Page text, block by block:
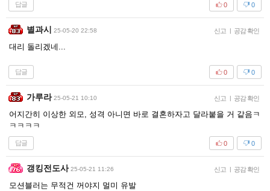
답글 0
0
별과시 25-05-20 22:58 신고 공감 확인
대리 돌리겠네...
답글 0
0
가루라 25-05-21 10:10 신고 공감 확인
어지간히 이상한 외모, 성격 아니면 바로 결혼하자고 달라붙을 거 같음ㅋ
ㅋㅋㅋㅋ
답글 0
0
갱킹전도사 25-05-21 11:26 신고 공감 확인
모션블러는 무적건 꺼야지 멀미 유발